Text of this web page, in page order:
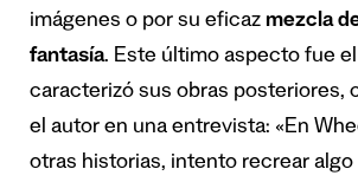
imágenes o por su eficaz mezcla
fantasía. Este último aspecto fue
caracterizó sus obras posteriores,
el autor en una entrevista: «En
otras historias, intento recrear algo